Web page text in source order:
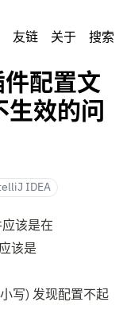
友链 关于 搜索
配置文
效的问
IDEA
写) 发现配置不起